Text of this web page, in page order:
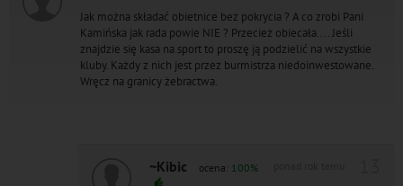
Jak można składać obietnice bez pokrycia ? A co zrobi Pani
Kamińska jak rada powie NIE ? Przecież obiecała.... Jeśli
znajdzie się kasa na sport to proszę ją podzielić na wszystkie
kluby. Każdy z nich jest przez burmistrza niedoinwestowane.
Wręcz na granicy żebractwa.
~Kibic ocena: 100%